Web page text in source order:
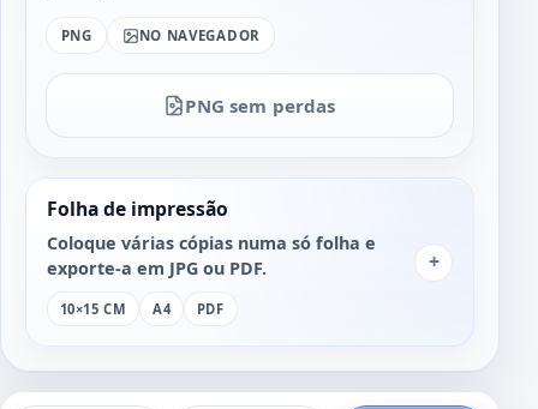
PNG NO NAVEGADOR
PNG sem perdas
Folha de impressão
Coloque várias cópias numa só folha e
exporte-a em JPG ou PDF.
10×15 CM A4 PDF
+